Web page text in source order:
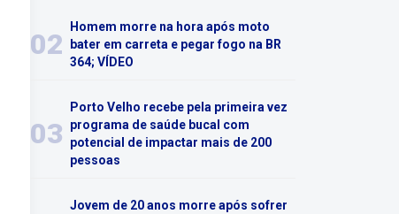
02
Homem morre na hora após moto
bater em carreta e pegar fogo na BR
364; VÍDEO
03
Porto Velho recebe pela primeira vez
programa de saúde bucal com
potencial de impactar mais de 200
pessoas
Jovem de 20 anos morre após sofrer